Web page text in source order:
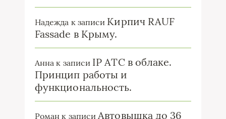
Надежда к записи Кирпич RAUF
Fassade в Крыму.
Анна к записи IP ATC в облаке.
Принцип работы и
функциональность.
Роман к записи Автовышка до 36